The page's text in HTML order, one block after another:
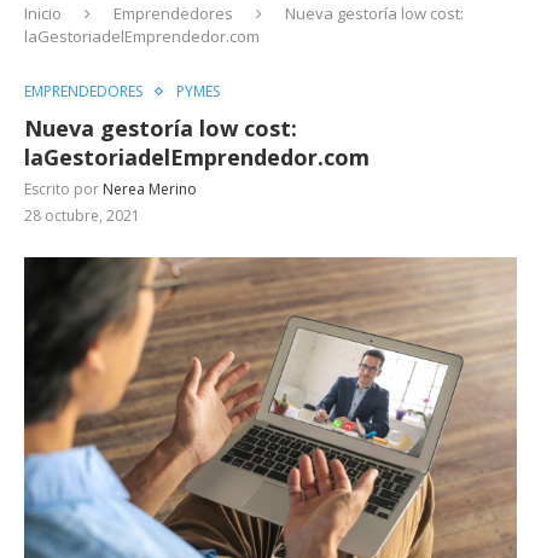
Inicio Emprendedores
Nueva gestoría low cost:
laGestoriadelEmprendedor.com
EMPRENDEDORES PYMES
Nueva gestoría low cost:
laGestoriadelEmprendedor.com
Escrito por Nerea Merino
28 octubre, 2021